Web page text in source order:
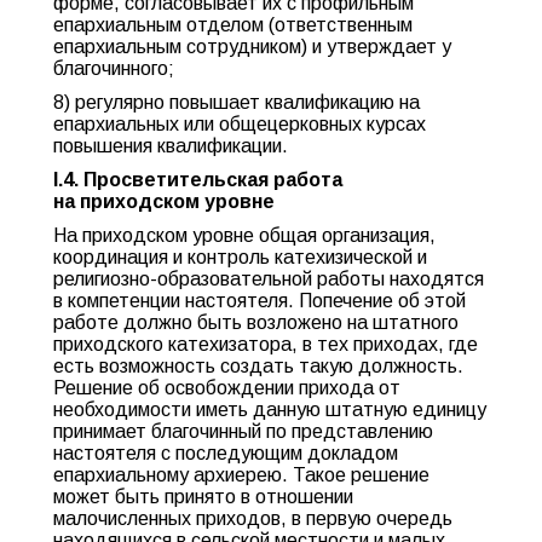
епархиальным отделом (ответственным
епархиальным сотрудником) и утверждает у
благочинного;
8) регулярно повышает квалификацию на
епархиальных или общецерковных курсах
повышения квалификации.
I.4. Просветительская работа
на приходском уровне
На приходском уровне общая организация,
координация и контроль катехизической и
религиозно-образовательной работы находятся
в компетенции настоятеля. Попечение об этой
работе должно быть возложено на штатного
приходского катехизатора, в тех приходах, где
есть возможность создать такую должность.
Решение об освобождении прихода от
необходимости иметь данную штатную единицу
принимает благочинный по представлению
настоятеля с последующим докладом
епархиальному архиерею. Такое решение
может быть принято в отношении
малочисленных приходов, в первую очередь